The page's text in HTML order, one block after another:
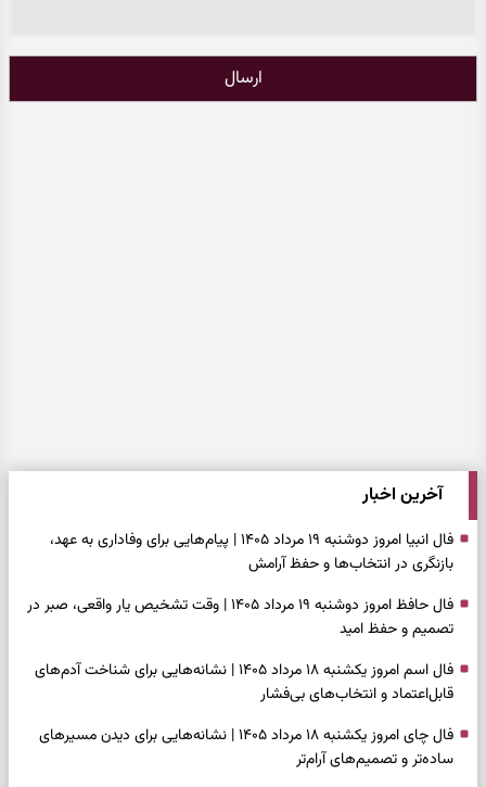
ارسال
آخرین اخبار
فال انبیا امروز دوشنبه ۱۹ مرداد ۱۴۰۵ | پیام‌هایی برای وفاداری به عهد،
بازنگری در انتخاب‌ها و حفظ آرامش
فال حافظ امروز دوشنبه ۱۹ مرداد ۱۴۰۵ | وقت تشخیص یار واقعی، صبر در
تصمیم و حفظ امید
فال اسم امروز یکشنبه ۱۸ مرداد ۱۴۰۵ | نشانه‌هایی برای شناخت آدم‌های
قابل‌اعتماد و انتخاب‌های بی‌فشار
فال چای امروز یکشنبه ۱۸ مرداد ۱۴۰۵ | نشانه‌هایی برای دیدن مسیرهای
ساده‌تر و تصمیم‌های آرام‌تر